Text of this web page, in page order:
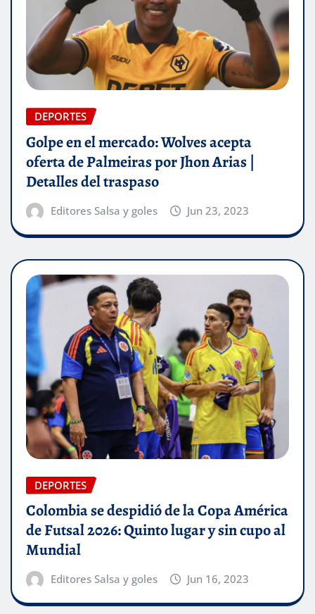
DEPORTES
Golpe en el mercado: Wolves acepta
oferta de Palmeiras por Jhon Arias |
Detalles del traspaso
Editores Salsa y goles Jun 23, 2023
DEPORTES
Colombia se despidió de la Copa América
de Futsal 2026: Quinto lugar y sin cupo al
Mundial
Editores Salsa y goles Jun 16, 2023